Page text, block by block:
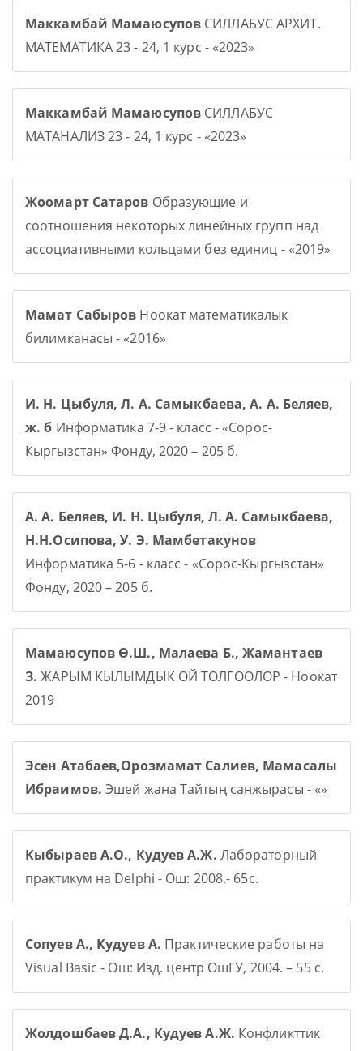
Маккамбай Мамаюсупов СИЛЛАБУС АРХИТ.
МАТЕМАТИКА 23 - 24, 1 курс - «2023»
Маккамбай Мамаюсупов СИЛЛАБУС
МАТАНАЛИЗ 23 - 24, 1 курс - «2023»
Жоомарт Сатаров Образующие и
соотношения некоторых линейных групп над
ассоциативными кольцами без единиц - «2019»
Мамат Сабыров Ноокат математикалык
билимканасы - «2016»
И. Н. Цыбуля, Л. А. Самыкбаева, А. А. Беляев,
ж. б Информатика 7-9 - класс - «Сорос-
Кыргызстан» Фонду, 2020 – 205 б.
А. А. Беляев, И. Н. Цыбуля, Л. А. Самыкбаева,
Н.Н.Осипова, У. Э. Мамбетакунов
Информатика 5-6 - класс - «Сорос-Кыргызстан»
Фонду, 2020 – 205 б.
Мамаюсупов Ө.Ш., Малаева Б., Жамантаев
З. ЖАРЫМ КЫЛЫМДЫК ОЙ ТОЛГООЛОР - Ноокат
2019
Эсен Атабаев,Орозмамат Салиев, Мамасалы
Ибраимов. Эшей жана Тайтың санжырасы - «»
Кыбыраев А.О., Кудуев А.Ж. Лабораторный
практикум на Delphi - Ош: 2008.- 65с.
Сопуев А., Кудуев А. Практические работы на
Visual Basic - Ош: Изд. центр ОшГУ, 2004. – 55 с.
Жолдошбаев Д.А., Кудуев А.Ж. Конфликттик